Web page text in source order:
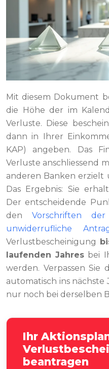
Mit diesem Dokument
die Höhe der im
Verluste. Diese
dann in Ihrer
KAP) angeben. Das
Verluste anschliessend
anderen Banken
Das Ergebnis: Sie
Der entscheidende
den Vorschriften
unwiderrufliche
Verlustbescheinigung
laufenden Jahres bei
werden. Verpassen Sie
automatisch ins
nur noch bei derselben
Ihr
beantragen